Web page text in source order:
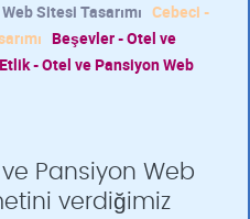
Sitesi Tasarımı Cebeci -
Beşevler - Otel ve
Etlik - Otel ve Pansiyon Web
ve Pansiyon Web
verdiğimiz